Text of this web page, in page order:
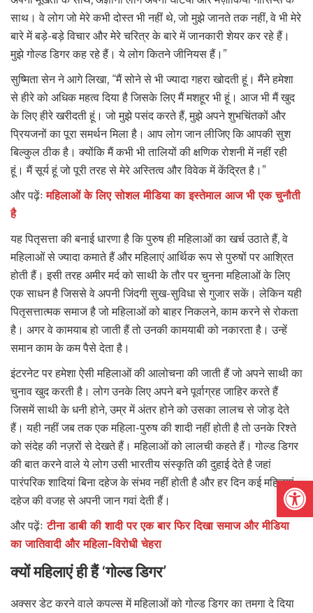
साथ। वे लोग जो मेरे कभी दोस्त भी नहीं थे, जो मुझे जानते तक नहीं, वे भी मेरे
बारे में बड़े-बड़े विचार और मेरे चरित्र के बारे में जानकारी शेयर कर रहे हैं।
मुझे गोल्ड डिगर कह रहे हैं। ये लोग कितने जीनियस हैं।”
सुष्मिता सेन ने आगे लिखा, “मैं सोने से भी ज्यादा गहरा खोदती हूं। मैंने हमेशा
से हीरे को अधिक महत्व दिया है जिसके लिए मैं मशहूर भी हूं। आज भी मैं खुद
के लिए हीरे खरीदती हूं। जो मुझे पसंद करते हैं, मुझे अपने शुभचिंतकों और
प्रियजनों का पूरा समर्थन मिला है। आप लोग जान लीजिए कि आपकी सुश
बिल्कुल ठीक है। क्योंकि मैं कभी भी तालियों की क्षणिक रोशनी में नहीं रही
हूं। मैं सूर्य हूं जो पूरी तरह से मेरे अस्तित्व और विवेक में केंद्रित है।”
और पढ़ेंःमहिलाओं के लिए सोशल मीडिया का इस्तेमाल आज भी एक चुनौती
है
यह पितृसत्ता की बनाई धारणा है कि पुरुष ही महिलाओं का खर्च उठाते हैं, वे
महिलाओं से ज्यादा कमाते हैं और महिलाएं आर्थिक रूप से पुरुषों पर आश्रित
होती हैं। इसी तरह अमीर मर्द को साथी के तौर पर चुनना महिलाओं के लिए
एक साधन है जिससे वे अपनी जिंदगी सुख-सुविधा से गुजार सकें। लेकिन यही
पितृसत्तात्मक समाज है जो महिलाओं को बाहर निकलने, काम करने से रोकता
है। अगर वे कामयाब हो जाती हैं तो उनकी कामयाबी को नकारता है। उन्हें
समान काम के कम पैसे देता है।
इंटरनेट पर हमेशा ऐसी महिलाओं की आलोचना की जाती हैं जो अपने साथी का
चुनाव खुद करती है। लोग उनके लिए अपने बने पूर्वाग्रह जाहिर करते हैं
जिसमें साथी के धनी होने, उम्र में अंतर होने को उसका लालच से जोड़ देते
हैं। यही नहीं जब तक एक महिला-पुरुष की शादी नहीं होती है तो उनके रिश्ते
को संदेह की नज़रों से देखते हैं। महिलाओं को लालची कहते हैं। गोल्ड डिगर
की बात करने वाले ये लोग उसी भारतीय संस्कृति की दुहाई देते है जहां
पारंपरिक शादियां बिना दहेज के संभव नहीं होती है और हर दिन कई महिलाएं
दहेज की वजह से अपनी जान गवां देती हैं।
और पढ़ेंः टीना डाबी की शादी पर एक बार फिर दिखा समाज और मीडिया
का जातिवादी और महिला-विरोधी चेहरा
क्यों महिलाएं ही हैं ‘गोल्ड डिगर’
अक्सर डेट करने वाले कपल्स में महिलाओं को गोल्ड डिगर का तमगा दे दिया